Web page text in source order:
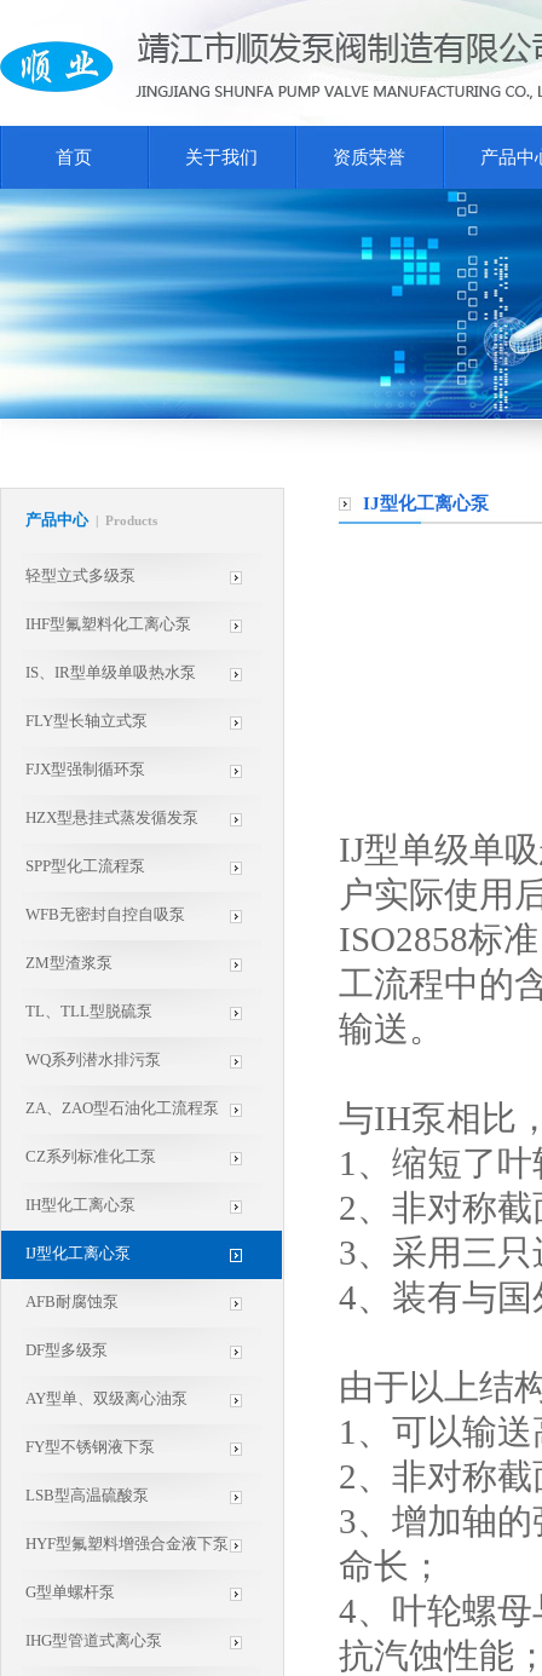
首页 关于我们 资质荣誉 产品中
产品中心 | Products
轻型立式多级泵
IHF型氟塑料化工离心泵
IS、IR型单级单吸热水泵
FLY型长轴立式泵
FJX型强制循环泵
HZX型悬挂式蒸发循发泵
SPP型化工流程泵
WFB无密封自控自吸泵
ZM型渣浆泵
TL、TLL型脱硫泵
WQ系列潜水排污泵
ZA、ZAO型石油化工流程泵
CZ系列标准化工泵
IH型化工离心泵
IJ型化工离心泵
AFB耐腐蚀泵
DF型多级泵
AY型单、双级离心油泵
FY型不锈钢液下泵
LSB型高温硫酸泵
HYF型氟塑料增强合金液下泵
G型单螺杆泵
IHG型管道式离心泵
IJ型化工离心泵
IJ型单级单
户实际使用
ISO2858标
工流程中的
输送。
与IH泵相比
1、缩短了
2、非对称
3、采用三
4、装有与
由于以上结
1、可以输
2、非对称
3、增加轴
命长；
4、叶轮螺
抗汽蚀性能